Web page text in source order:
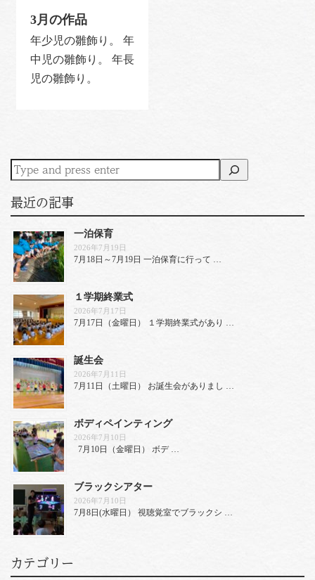
3月の作品
年少児の雛飾り。 年
中児の雛飾り。 年長
児の雛飾り。
最近の記事
一泊保育
2026年7月19日
7月18日～7月19日 一泊保育に行って …
１学期終業式
2026年7月17日
7月17日（金曜日） １学期終業式があり …
誕生会
2026年7月11日
7月11日（土曜日） お誕生会がありまし …
ボディペインティング
2026年7月10日
7月10日（金曜日） ボデ …
ブラックシアター
2026年7月10日
7月8日(水曜日） 視聴覚室でブラックシ …
カテゴリー